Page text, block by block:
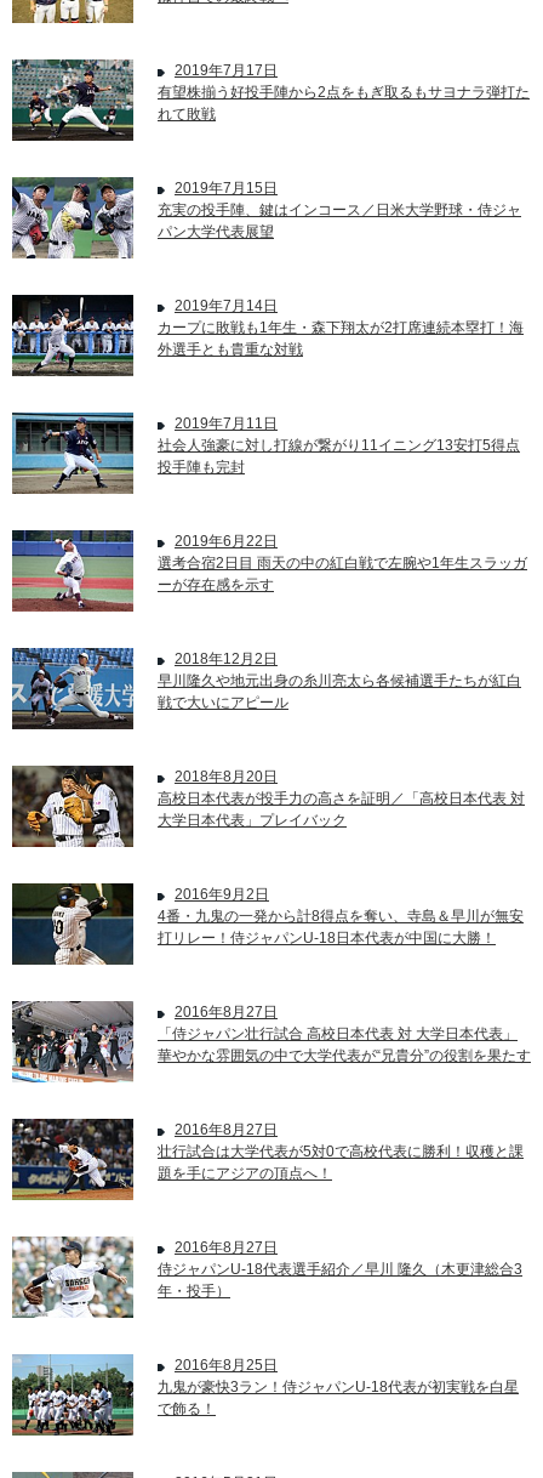
2019年7月17日
有望株揃う好投手陣から2点をもぎ取るもサヨナラ弾打た
れて敗戦
2019年7月15日
充実の投手陣、鍵はインコース／日米大学野球・侍ジャ
パン大学代表展望
2019年7月14日
カープに敗戦も1年生・森下翔太が2打席連続本塁打！海
外選手とも貴重な対戦
2019年7月11日
社会人強豪に対し打線が繋がり11イニング13安打5得点
投手陣も完封
2019年6月22日
選考合宿2日目 雨天の中の紅白戦で左腕や1年生スラッガ
ーが存在感を示す
2018年12月2日
早川隆久や地元出身の糸川亮太ら各候補選手たちが紅白
戦で大いにアピール
2018年8月20日
高校日本代表が投手力の高さを証明／「高校日本代表 対
大学日本代表」プレイバック
2016年9月2日
4番・九鬼の一発から計8得点を奪い、寺島＆早川が無安
打リレー！侍ジャパンU-18日本代表が中国に大勝！
2016年8月27日
「侍ジャパン壮行試合 高校日本代表 対 大学日本代表」
華やかな雰囲気の中で大学代表が“兄貴分”の役割を果たす
2016年8月27日
壮行試合は大学代表が5対0で高校代表に勝利！収穫と課
題を手にアジアの頂点へ！
2016年8月27日
侍ジャパンU-18代表選手紹介／早川 隆久（木更津総合3
年・投手）
2016年8月25日
九鬼が豪快3ラン！侍ジャパンU-18代表が初実戦を白星
で飾る！